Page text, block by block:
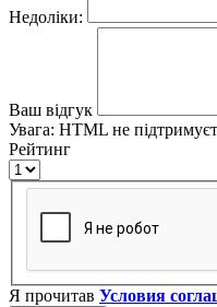
Недоліки:
Ваш відгук
Увага: HTML не
Рейтинг
Я прочитав Условия